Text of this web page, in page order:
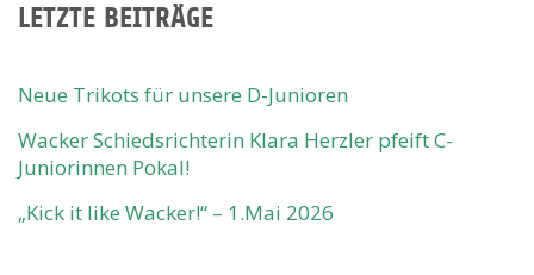
LETZTE BEITRÄGE
Neue Trikots für unsere D-Junioren
Wacker Schiedsrichterin Klara Herzler pfeift C-
Juniorinnen Pokal!
„Kick it like Wacker!“ – 1.Mai 2026